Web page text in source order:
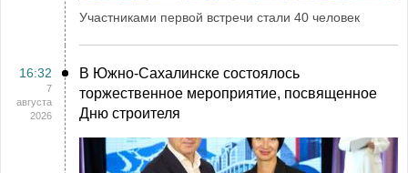
Участниками первой встречи стали 40 человек
16:32
7
августа
2026
В Южно-Сахалинске состоялось
торжественное мероприятие, посвященное
Дню строителя